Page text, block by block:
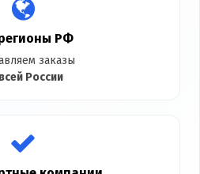
РФ
заказы
России